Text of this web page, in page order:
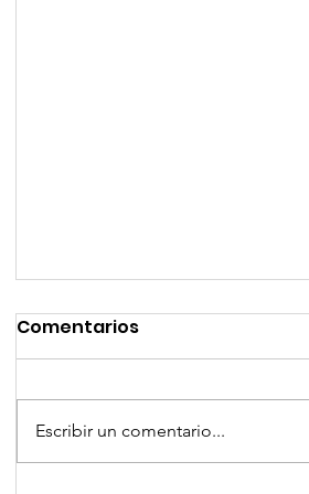
Comentarios
Escribir un comentario...